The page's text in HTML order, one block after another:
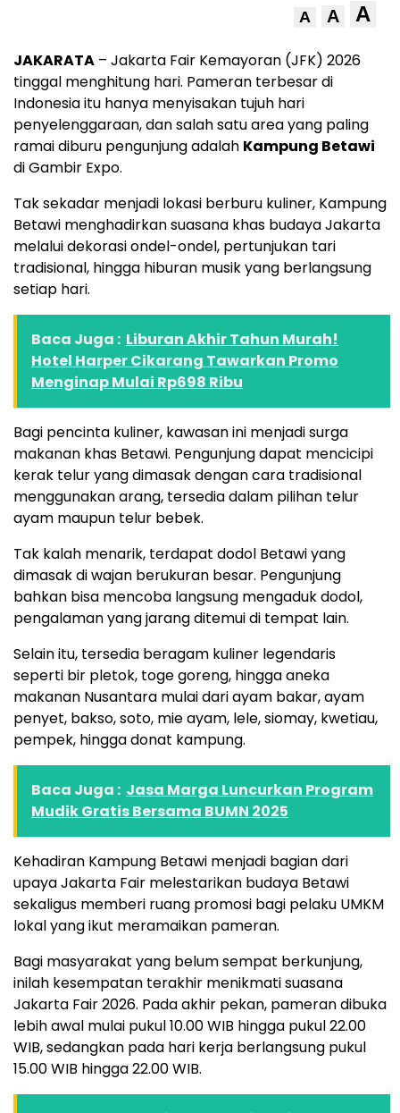
A A A
JAKARATA – Jakarta Fair Kemayoran (JFK) 2026
tinggal menghitung hari. Pameran terbesar di
Indonesia itu hanya menyisakan tujuh hari
penyelenggaraan, dan salah satu area yang paling
ramai diburu pengunjung adalah Kampung Betawi
di Gambir Expo.
Tak sekadar menjadi lokasi berburu kuliner, Kampung
Betawi menghadirkan suasana khas budaya Jakarta
melalui dekorasi ondel-ondel, pertunjukan tari
tradisional, hingga hiburan musik yang berlangsung
setiap hari.
Baca Juga : Liburan Akhir Tahun Murah!
Hotel Harper Cikarang Tawarkan Promo
Menginap Mulai Rp698 Ribu
Bagi pencinta kuliner, kawasan ini menjadi surga
makanan khas Betawi. Pengunjung dapat mencicipi
kerak telur yang dimasak dengan cara tradisional
menggunakan arang, tersedia dalam pilihan telur
ayam maupun telur bebek.
Tak kalah menarik, terdapat dodol Betawi yang
dimasak di wajan berukuran besar. Pengunjung
bahkan bisa mencoba langsung mengaduk dodol,
pengalaman yang jarang ditemui di tempat lain.
Selain itu, tersedia beragam kuliner legendaris
seperti bir pletok, toge goreng, hingga aneka
makanan Nusantara mulai dari ayam bakar, ayam
penyet, bakso, soto, mie ayam, lele, siomay, kwetiau,
pempek, hingga donat kampung.
Baca Juga : Jasa Marga Luncurkan Program
Mudik Gratis Bersama BUMN 2025
Kehadiran Kampung Betawi menjadi bagian dari
upaya Jakarta Fair melestarikan budaya Betawi
sekaligus memberi ruang promosi bagi pelaku UMKM
lokal yang ikut meramaikan pameran.
Bagi masyarakat yang belum sempat berkunjung,
inilah kesempatan terakhir menikmati suasana
Jakarta Fair 2026. Pada akhir pekan, pameran dibuka
lebih awal mulai pukul 10.00 WIB hingga pukul 22.00
WIB, sedangkan pada hari kerja berlangsung pukul
15.00 WIB hingga 22.00 WIB.